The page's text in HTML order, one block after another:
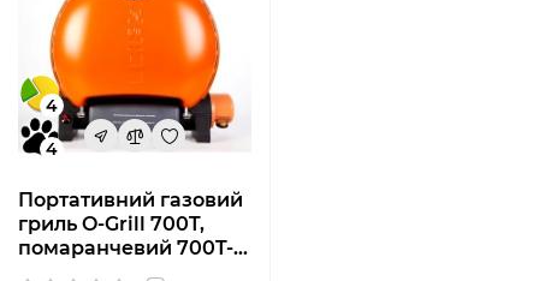
4
4
Портативний газовий
гриль O-Grill 700T,
помаранчевий 700T-